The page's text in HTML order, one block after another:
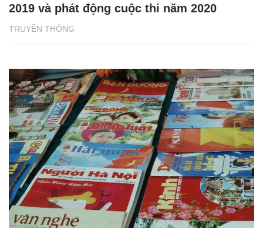
TRUYỀN THÔNG
2019 và phát động cuộc thi năm 2020